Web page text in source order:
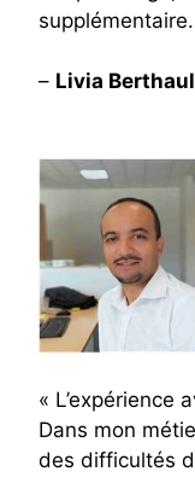
supplémentaire.
– Livia
« L’expérience
Dans mon
des difficultés